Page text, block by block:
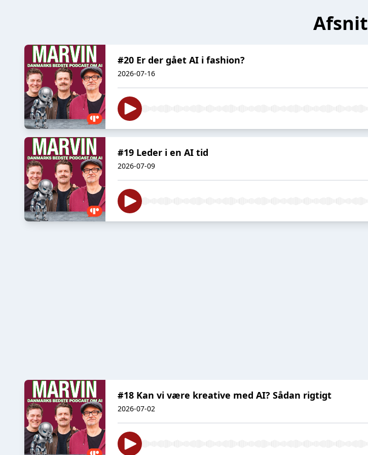
Afsnit
#20 Er der gået AI i fashion?
2026-07-16
#19 Leder i en AI tid
2026-07-09
#18 Kan vi være kreative med AI? Sådan rigtigt
2026-07-02